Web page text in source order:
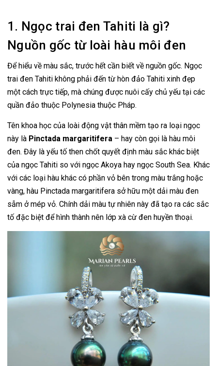
1. Ngọc trai đen Tahiti là gì?
Nguồn gốc từ loài hàu môi đen
Để hiểu về màu sắc, trước hết cần biết về nguồn gốc. Ngọc
trai đen Tahiti không phải đến từ hòn đảo Tahiti xinh đẹp
một cách trực tiếp, mà chúng được nuôi cấy chủ yếu tại các
quần đảo thuộc Polynesia thuộc Pháp.
Tên khoa học của loài động vật thân mềm tạo ra loại ngọc
này là Pinctada margaritifera – hay còn gọi là hàu môi
đen. Đây là yếu tố then chốt quyết định màu sắc khác biệt
của ngọc Tahiti so với ngọc Akoya hay ngọc South Sea. Khác
với các loại hàu khác có phần vỏ bên trong màu trắng hoặc
vàng, hàu Pinctada margaritifera sở hữu một dải màu đen
sẫm ở mép vỏ. Chính dải màu tự nhiên này đã tạo ra các sắc
tố đặc biệt để hình thành nên lớp xà cừ đen huyền thoại.